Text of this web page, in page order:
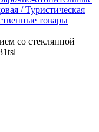
/ Туристическая
товары
со стеклянной